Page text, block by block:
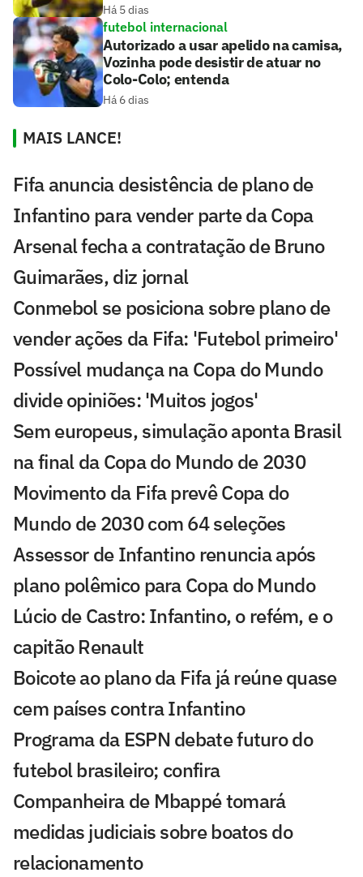
Há 5 dias
futebol internacional
Autorizado a usar apelido na camisa,
Vozinha pode desistir de atuar no
Colo-Colo; entenda
Há 6 dias
MAIS LANCE!
Fifa anuncia desistência de plano de
Infantino para vender parte da Copa
Arsenal fecha a contratação de Bruno
Guimarães, diz jornal
Conmebol se posiciona sobre plano de
vender ações da Fifa: 'Futebol primeiro'
Possível mudança na Copa do Mundo
divide opiniões: 'Muitos jogos'
Sem europeus, simulação aponta Brasil
na final da Copa do Mundo de 2030
Movimento da Fifa prevê Copa do
Mundo de 2030 com 64 seleções
Assessor de Infantino renuncia após
plano polêmico para Copa do Mundo
Lúcio de Castro: Infantino, o refém, e o
capitão Renault
Boicote ao plano da Fifa já reúne quase
cem países contra Infantino
Programa da ESPN debate futuro do
futebol brasileiro; confira
Companheira de Mbappé tomará
medidas judiciais sobre boatos do
relacionamento